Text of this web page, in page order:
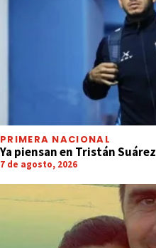
PRIMERA NACIONAL
Ya piensan en Tristán Suárez
7 de agosto, 2026